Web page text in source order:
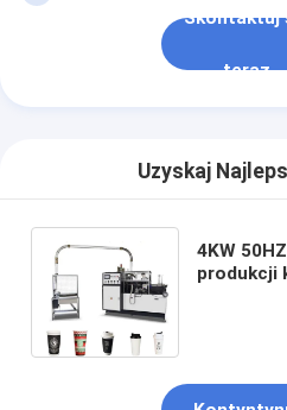
Skontaktuj
teraz
Uzyskaj
4KW
produkcji